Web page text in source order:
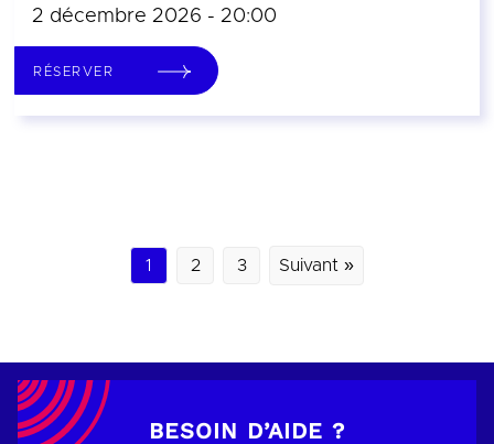
2 décembre 2026 - 20:00
RÉSERVER
1 2 3 Suivant »
BESOIN D’AIDE ?